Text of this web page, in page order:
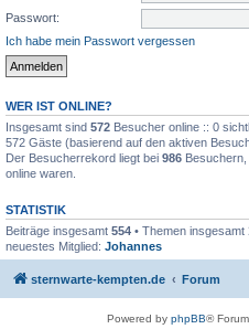
Passwort:
Ich habe mein Passwort vergessen
WER IST ONLINE?
Insgesamt sind 572 Besucher online :: 0
572 Gäste (basierend auf den aktiven
Der Besucherrekord liegt bei 986
online waren.
STATISTIK
Beiträge insgesamt 554 • Themen insgesamt
neuestes Mitglied: Johannes
sternwarte-kempten.de Forum
Powered by phpBB®